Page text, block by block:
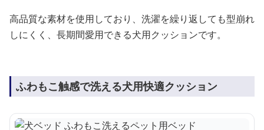
高品質な素材を使用しており、洗濯を繰り返しても型崩れ
しにくく、長期間愛用できる犬用クッションです。
ふわもこ触感で洗える犬用快適クッション